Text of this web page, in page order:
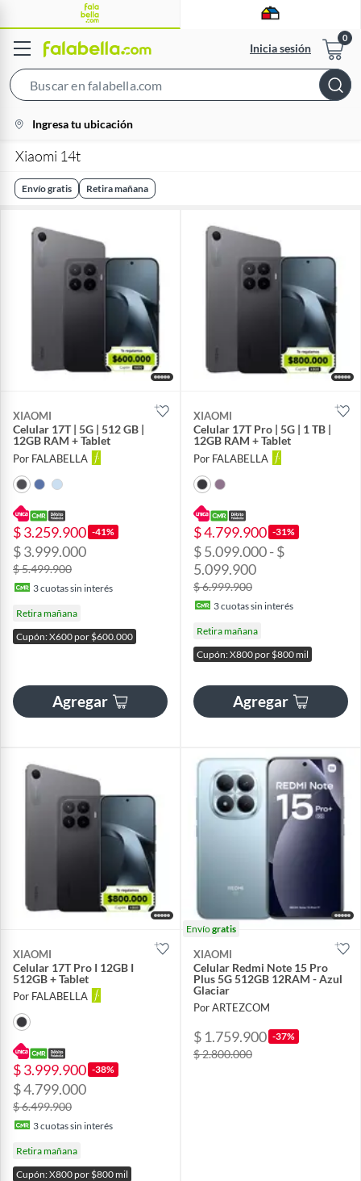
Inicia sesión
Bar
location-
icon
Ingresa tu ubicación
Xiaomi 14t
Envío gratis Retira mañana
XIAOMI
Celular 17T | 5G | 512 GB |
12GB RAM + Tablet
Por FALABELLA
$ 3.259.900 -41%
$ 3.999.000
$ 5.499.900
3cuotas sin interés
Retira mañana
Cupón: X600 por $600.000
Agregar
XIAOMI
Celular 17T Pro | 5G | 1 TB |
12GB RAM + Tablet
Por FALABELLA
$ 4.799.900 -31%
$ 5.099.000 - $
5.099.900
$ 6.999.900
3cuotas sin interés
Retira mañana
Cupón: X800 por $800 mil
Agregar
XIAOMI
Celular 17T Pro I 12GB I
512GB + Tablet
Por FALABELLA
$ 3.999.900 -38%
$ 4.799.000
$ 6.499.900
3cuotas sin interés
Retira mañana
Cupón: X800 por $800 mil
Envíogratis
XIAOMI
Celular Redmi Note 15 Pro
Plus 5G 512GB 12RAM - Azul
Glaciar
Por ARTEZCOM
$ 1.759.900 -37%
$ 2.800.000